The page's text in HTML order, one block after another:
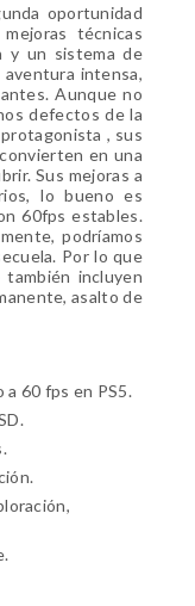
oportunidad
técnicas
y un sistema de
intensa,
Aunque no
defectos de la
, sus
en una
Sus mejoras a
lo bueno es
60fps estables.
podríamos
Por lo que
incluyen
asalto de
60 fps en PS5.